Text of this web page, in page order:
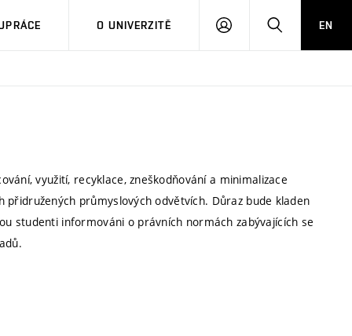
O UNIVERZITĚ
PŘIHLÁSIT HLEDATEN
využití, recyklace, zneškodňování a minimalizace
průmyslových odvětvích. Důraz bude kladen
studenti informováni o právních normách zabývajících se